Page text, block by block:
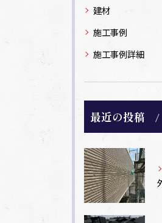
建材
施工事例
施工事例詳細
最近の投稿